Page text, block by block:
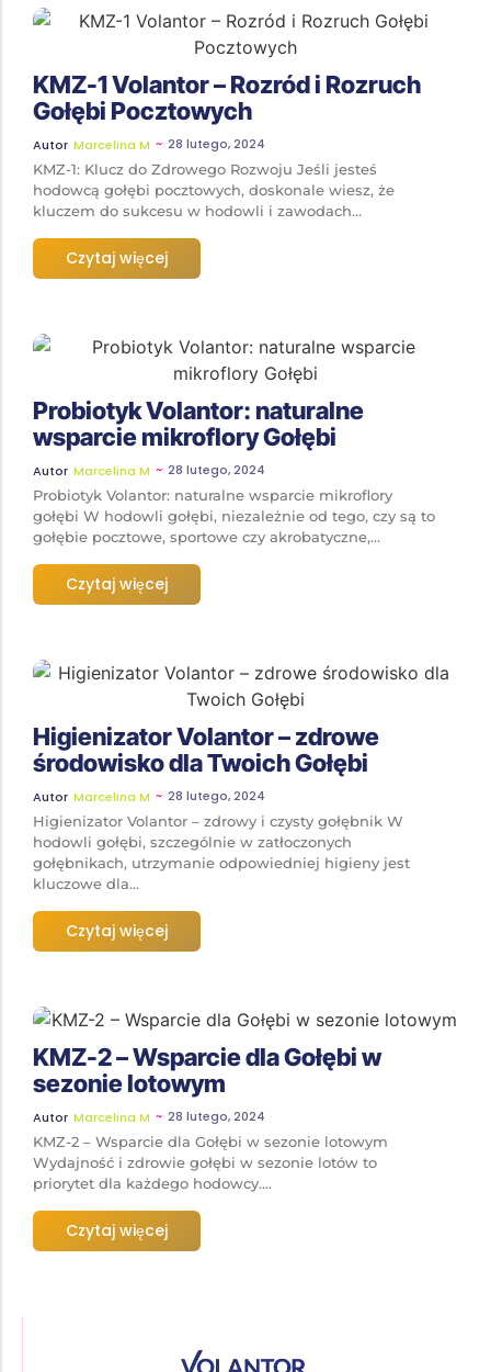
KMZ-1 Volantor – Rozród i Rozruch
Gołębi Pocztowych
Autor Marcelina M ~ 28 lutego, 2024
KMZ-1: Klucz do Zdrowego Rozwoju Jeśli jesteś
hodowcą gołębi pocztowych, doskonale wiesz, że
kluczem do sukcesu w hodowli i zawodach...
Czytaj więcej
Probiotyk Volantor: naturalne
wsparcie mikroflory Gołębi
Autor Marcelina M ~ 28 lutego, 2024
Probiotyk Volantor: naturalne wsparcie mikroflory
gołębi W hodowli gołębi, niezależnie od tego, czy są to
gołębie pocztowe, sportowe czy akrobatyczne,...
Czytaj więcej
Higienizator Volantor – zdrowe
środowisko dla Twoich Gołębi
Autor Marcelina M ~ 28 lutego, 2024
Higienizator Volantor – zdrowy i czysty gołębnik W
hodowli gołębi, szczególnie w zatłoczonych
gołębnikach, utrzymanie odpowiedniej higieny jest
kluczowe dla...
Czytaj więcej
KMZ-2 – Wsparcie dla Gołębi w
sezonie lotowym
Autor Marcelina M ~ 28 lutego, 2024
KMZ-2 – Wsparcie dla Gołębi w sezonie lotowym
Wydajność i zdrowie gołębi w sezonie lotów to
priorytet dla każdego hodowcy....
Czytaj więcej